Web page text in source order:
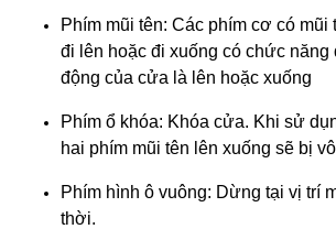
Phím mũi tên: Các phím cơ có
đi lên hoặc đi xuống có chức năng
động của cửa là lên hoặc xuống
Phím ổ khóa: Khóa cửa. Khi sử
hai phím mũi tên lên xuống sẽ bị
Phím hình ô vuông: Dừng tại vị trí
thời.